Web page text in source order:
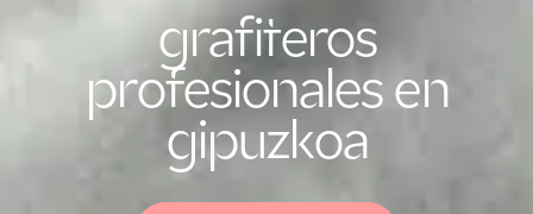
grafiteros
profesionales en
gipuzkoa